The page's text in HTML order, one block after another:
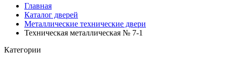
Главная
Каталог дверей
Металлические технические двери
Техническая металлическая № 7-1
Категории